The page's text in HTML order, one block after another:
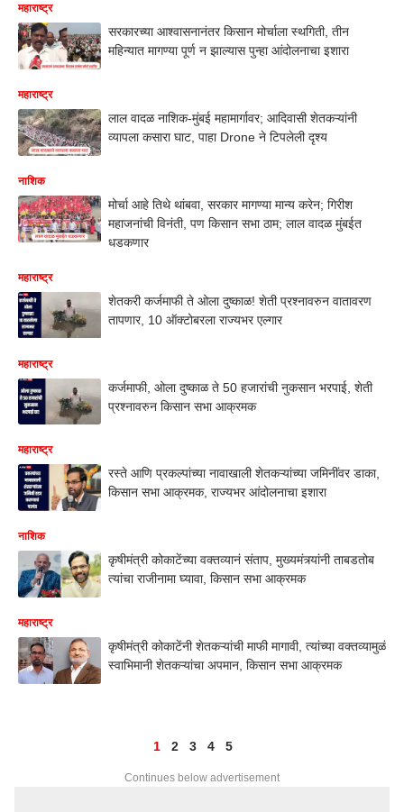
महाराष्ट्र
सरकारच्या आश्वासनानंतर किसान मोर्चाला स्थगिती, तीन
महिन्यात मागण्या पूर्ण न झाल्यास पुन्हा आंदोलनाचा इशारा
महाराष्ट्र
लाल वादळ नाशिक-मुंबई महामार्गावर; आदिवासी शेतकऱ्यांनी
व्यापला कसारा घाट, पाहा Drone ने टिपलेली दृश्य
नाशिक
मोर्चा आहे तिथे थांबवा, सरकार मागण्या मान्य करेन; गिरीश
महाजनांची विनंती, पण किसान सभा ठाम; लाल वादळ मुंबईत
धडकणार
महाराष्ट्र
शेतकरी कर्जमाफी ते ओला दुष्काळ! शेती प्रश्नावरुन वातावरण
तापणार, 10 ऑक्टोबरला राज्यभर एल्गार
महाराष्ट्र
कर्जमाफी, ओला दुष्काळ ते 50 हजारांची नुकसान भरपाई, शेती
प्रश्नावरुन किसान सभा आक्रमक
महाराष्ट्र
रस्ते आणि प्रकल्पांच्या नावाखाली शेतकऱ्यांच्या जमिनींवर डाका,
किसान सभा आक्रमक, राज्यभर आंदोलनाचा इशारा
नाशिक
कृषीमंत्री कोकाटेंच्या वक्तव्यानं संताप, मुख्यमंत्र्यांनी ताबडतोब
त्यांचा राजीनामा घ्यावा, किसान सभा आक्रमक
महाराष्ट्र
कृषीमंत्री कोकाटेंनी शेतकऱ्यांची माफी मागावी, त्यांच्या वक्तव्यामुळं
स्वाभिमानी शेतकऱ्यांचा अपमान, किसान सभा आक्रमक
1 2 3 4 5
Continues below advertisement